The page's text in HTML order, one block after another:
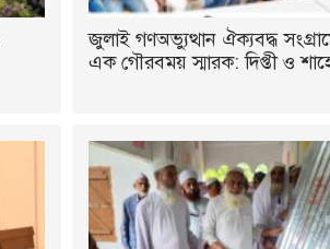
জুলাই গণঅভ্যুত্থান ঐক্যবদ্ধ
এক গৌরবময় স্মারক: দিপ্তী ও